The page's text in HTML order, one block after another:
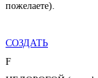
пожелаете).
СОЗДАТЬ
F